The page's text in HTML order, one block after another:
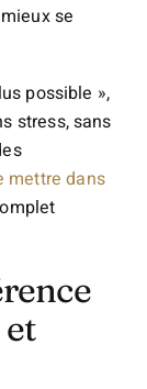
se
possible »,
stress, sans
mettre dans